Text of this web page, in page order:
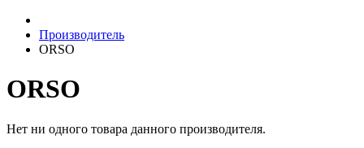
Производитель
ORSO
ORSO
Нет ни одного товара данного производителя.